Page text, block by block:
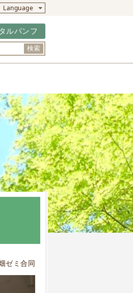
Language
ルパンフ
検索
ゼミ合同